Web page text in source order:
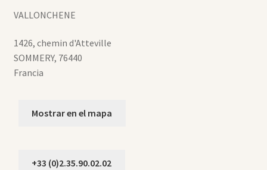
VALLONCHENE
1426, chemin d'Atteville
SOMMERY, 76440
Francia
Mostrar en el mapa
+33 (0)2.35.90.02.02